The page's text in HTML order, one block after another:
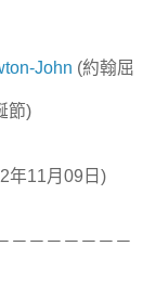
John (約翰屈
節)
年11月09日)
－－－－－－－